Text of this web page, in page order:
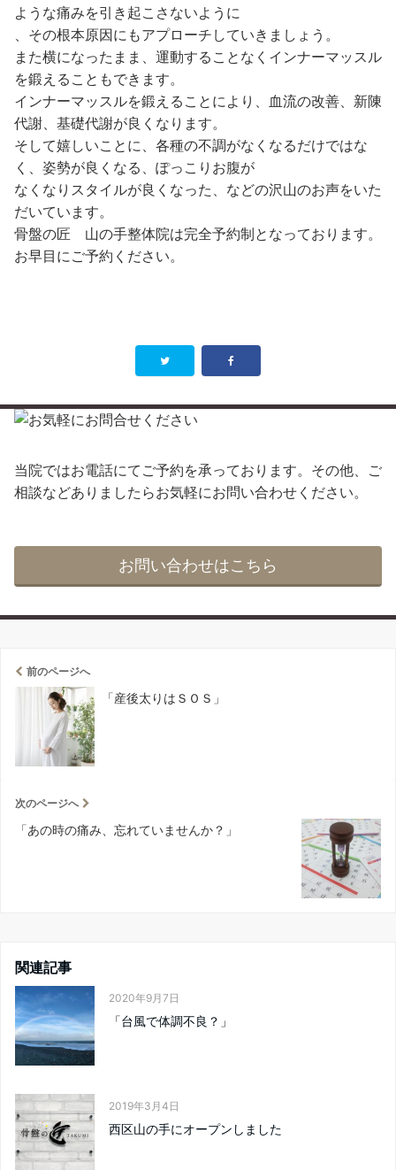
ような痛みを引き起こさないように
、その根本原因にもアプローチしていきましょう。
また横になったまま、運動することなくインナーマッスル
を鍛えることもできます。
インナーマッスルを鍛えることにより、血流の改善、新陳
代謝、基礎代謝が良くなります。
そして嬉しいことに、各種の不調がなくなるだけではな
く、姿勢が良くなる、ぽっこりお腹が
なくなりスタイルが良くなった、などの沢山のお声をいた
だいています。
骨盤の匠 山の手整体院は完全予約制となっております。
お早目にご予約ください。
当院ではお電話にてご予約を承っております。その他、ご
相談などありましたらお気軽にお問い合わせください。
お問い合わせはこちら
前のページへ
「産後太りはＳＯＳ」
次のページへ
「あの時の痛み、忘れていませんか？」
関連記事
2020年9月7日
「台風で体調不良？」
2019年3月4日
西区山の手にオープンしました